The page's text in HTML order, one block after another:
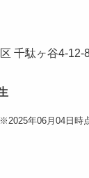
千駄ヶ谷4-12-
※2025年06月04日時